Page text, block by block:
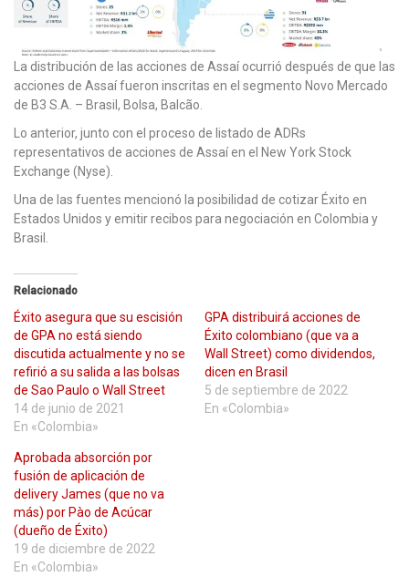
La distribución de las acciones de Assaí ocurrió después de que las
acciones de Assaí fueron inscritas en el segmento Novo Mercado
de B3 S.A. – Brasil, Bolsa, Balcão.
Lo anterior, junto con el proceso de listado de ADRs
representativos de acciones de Assaí en el New York Stock
Exchange (Nyse).
Una de las fuentes mencionó la posibilidad de cotizar Éxito en
Estados Unidos y emitir recibos para negociación en Colombia y
Brasil.
Relacionado
Éxito asegura que su escisión
de GPA no está siendo
discutida actualmente y no se
refirió a su salida a las bolsas
de Sao Paulo o Wall Street
14 de junio de 2021
En «Colombia»
GPA distribuirá acciones de
Éxito colombiano (que va a
Wall Street) como dividendos,
dicen en Brasil
5 de septiembre de 2022
En «Colombia»
Aprobada absorción por
fusión de aplicación de
delivery James (que no va
más) por Pào de Acúcar
(dueño de Éxito)
19 de diciembre de 2022
En «Colombia»